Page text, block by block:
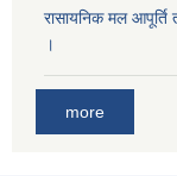
रासायनिक मल आपूर्ति
।
more